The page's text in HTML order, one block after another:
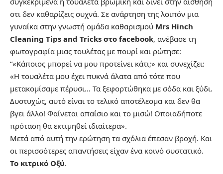
οτι δεν καθαρίζεις συχνά. Σε ανάρτηση της λοιπόν μια
γυναίκα στην γνωστή ομάδα καθαρισμού Mrs Hinch
Cleaning Tips and Tricks στο facebook, ανέβασε τη
φωτογραφία μιας τουλέτας με πουρί και ρώτησε:
“«Κάποιος μπορεί να μου προτείνει κάτι;» και συνεχίζει:
«Η τουαλέτα μου έχει πυκνά άλατα από τότε που
μετακομίσαμε πέρυσι… Τα ξεφορτώθηκα με σόδα και ξύδι.
Δυστυχώς, αυτό είναι το τελικό αποτέλεσμα και δεν θα
βγει άλλο! Φαίνεται απαίσιο και το μισώ! Οποιαδήποτε
πρόταση θα εκτιμηθεί ιδιαίτερα».
Μετά από αυτή την ερώτηση τα σχόλια έπεσαν βροχή. Και
οι περισσότερες απαντήσεις είχαν ένα κοινό συστατικό.
Το κιτρικό Οξύ.